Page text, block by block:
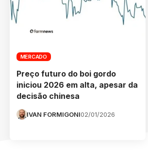
MERCADO
Preço futuro do boi gordo
iniciou 2026 em alta, apesar da
decisão chinesa
IVAN FORMIGONI02/01/2026